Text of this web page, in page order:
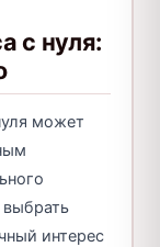
с нуля:
может
интерес